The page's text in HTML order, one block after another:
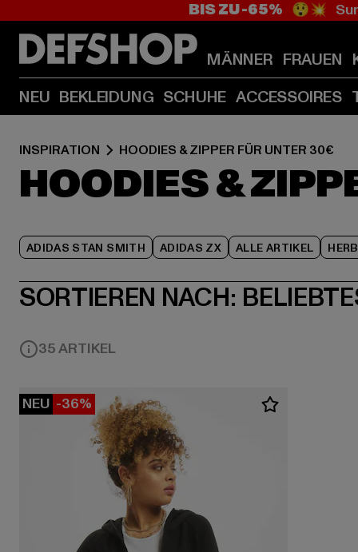
BIS ZU -65% 😲💥
MÄNNER FRAUEN
NEU BEKLEIDUNG SCHUHE ACCESSOIRES
INSPIRATION HOODIES & ZIPPER FÜR UNTER 30€
HOODIES &
ADIDAS STAN SMITH ADIDAS ZX ALLE ARTIKEL
SORTIEREN NACH:
35 ARTIKEL
NEU -36%